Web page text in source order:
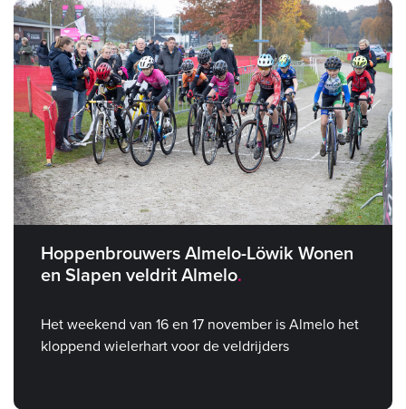
Hoppenbrouwers Almelo-Löwik Wonen
en Slapen veldrit Almelo
Het weekend van 16 en 17 november is Almelo het
kloppend wielerhart voor de veldrijders